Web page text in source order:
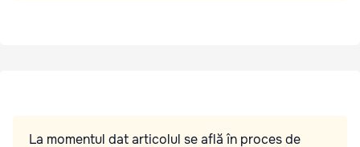
La momentul dat articolul se află în proces de